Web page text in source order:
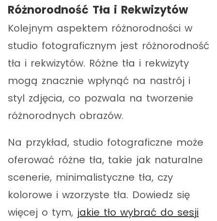
Różnorodność Tła i Rekwizytów
Kolejnym aspektem różnorodności w
studio fotograficznym jest różnorodność
tła i rekwizytów. Różne tła i rekwizyty
mogą znacznie wpłynąć na nastrój i
styl zdjęcia, co pozwala na tworzenie
różnorodnych obrazów.
Na przykład, studio fotograficzne może
oferować różne tła, takie jak naturalne
scenerie, minimalistyczne tła, czy
kolorowe i wzorzyste tła. Dowiedz się
więcej o tym, jakie tło wybrać do sesji